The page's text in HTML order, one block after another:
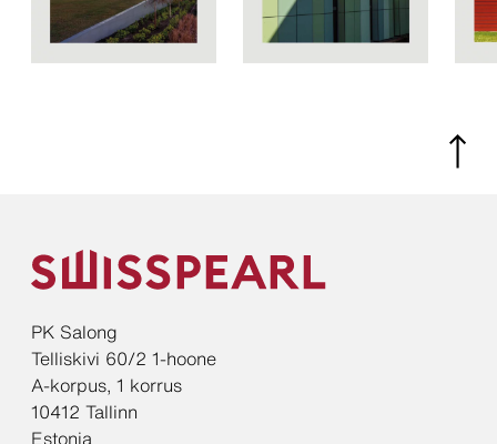
PK Salong
Telliskivi 60/2 1-hoone
A-korpus, 1 korrus
10412 Tallinn
Estonia